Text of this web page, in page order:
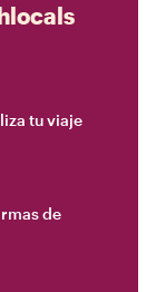
tu viaje
de